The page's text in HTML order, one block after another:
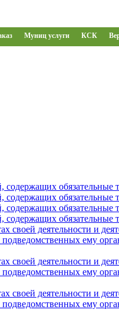
Муниц услуги КСК
обязательные
обязательные
обязательные
обязательные
своей деятельности и
ему
своей деятельности и
ему
своей деятельности и
ему